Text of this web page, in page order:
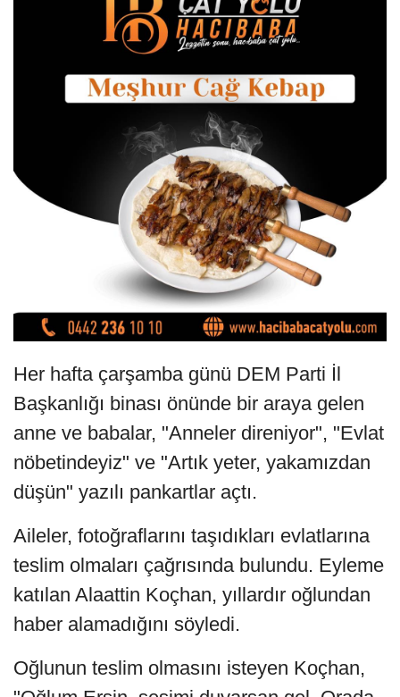
Her hafta çarşamba günü DEM Parti İl
Başkanlığı binası önünde bir araya gelen
anne ve babalar, "Anneler direniyor", "Evlat
nöbetindeyiz" ve "Artık yeter, yakamızdan
düşün" yazılı pankartlar açtı.
Aileler, fotoğraflarını taşıdıkları evlatlarına
teslim olmaları çağrısında bulundu. Eyleme
katılan Alaattin Koçhan, yıllardır oğlundan
haber alamadığını söyledi.
Oğlunun teslim olmasını isteyen Koçhan,